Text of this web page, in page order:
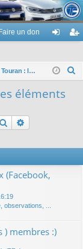
Faire un don
ne nr
Touran : les parties vitrées et autres éléments
c
éléments
Rechercher
(Facebook,
observations, ...
) membres :)